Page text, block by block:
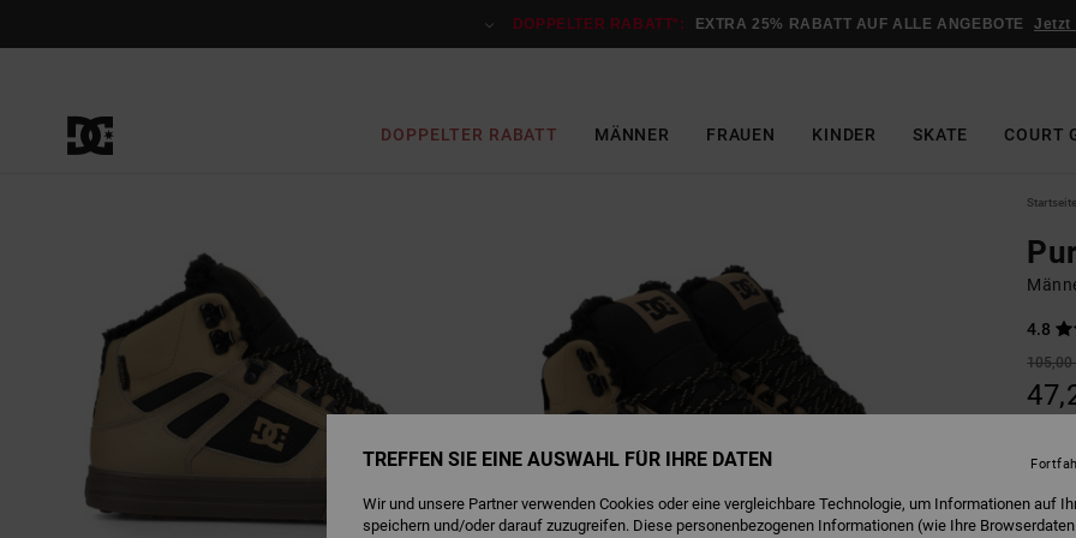
DOPPELTER RABATT*: EXTRA 25% RABATT AUF ALLE ANGEBOTE Jetzt
DOPPELTER RABATT MÄNNER FRAUEN KINDER SKATE COURT
Startseite
4.8
105,00
Farbe
TREFFEN SIE EINE AUSWAHL FÜR IHRE DATEN
Wir und unsere Partner verwenden Cookies oder eine vergleichbare Technologie, um Informationen auf
speichern und/oder darauf zuzugreifen. Diese personenbezogenen Informationen (wie Ihre